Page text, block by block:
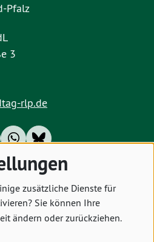
Pfalz
3
rlp.de
Cookies
zusätzliche Dienste für
Sie können Ihre
ändern oder zurückziehen.